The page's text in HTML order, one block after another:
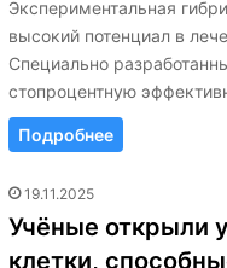
Экспериментальная
высокий потенциал в
Специально
стопроцентную
Подробнее
19.11.2025
Учёные открыли
клетки,